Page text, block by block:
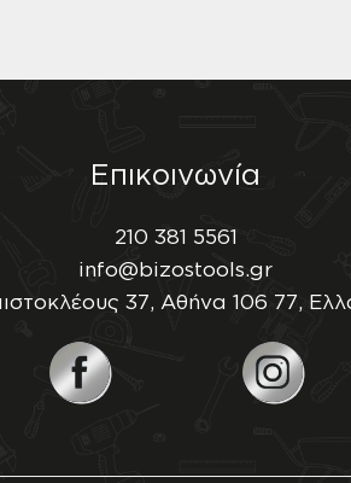
Επικοινωνία
210 381 5561
info@bizostools.gr
37, Αθήνα 106 77,